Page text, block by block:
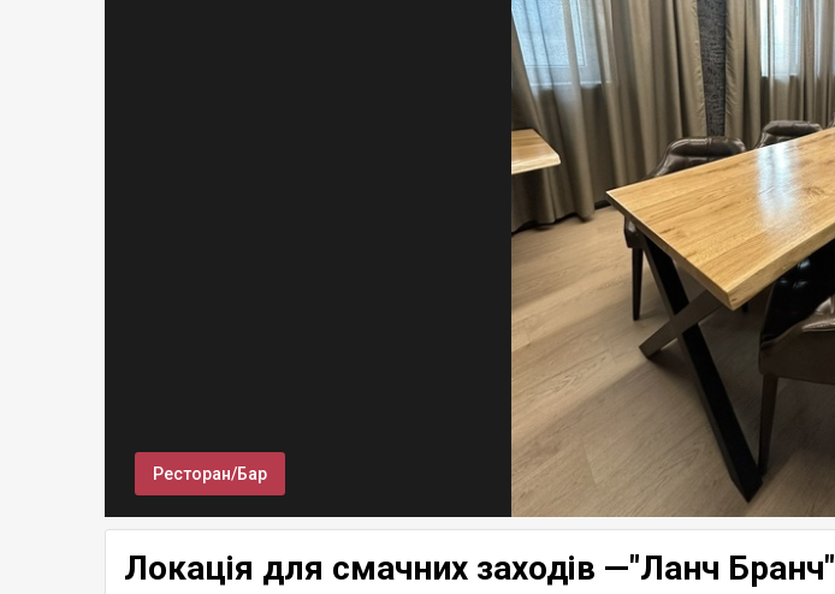
Ресторан/Бар
Локація для смачних заходів —"Ланч Бранч"